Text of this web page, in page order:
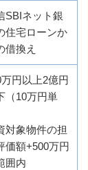
SBIネット銀
住宅ローンか
借換え
円以上2億円
（10万円単
対象物件の担
価額+500万円
囲内